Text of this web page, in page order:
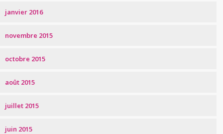
janvier 2016
novembre 2015
octobre 2015
août 2015
juillet 2015
juin 2015